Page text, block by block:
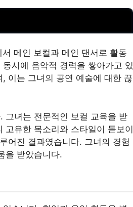
메인 보컬과 메인 댄서로 활동
시에 음악적 경력을 쌓아가고 있
이는 그녀의 공연 예술에 대한 끊
그녀는 전문적인 보컬 교육을 받
고유한 목소리와 스타일이 돋보이
어진 결과였습니다. 그녀의 경험
을 받았습니다.